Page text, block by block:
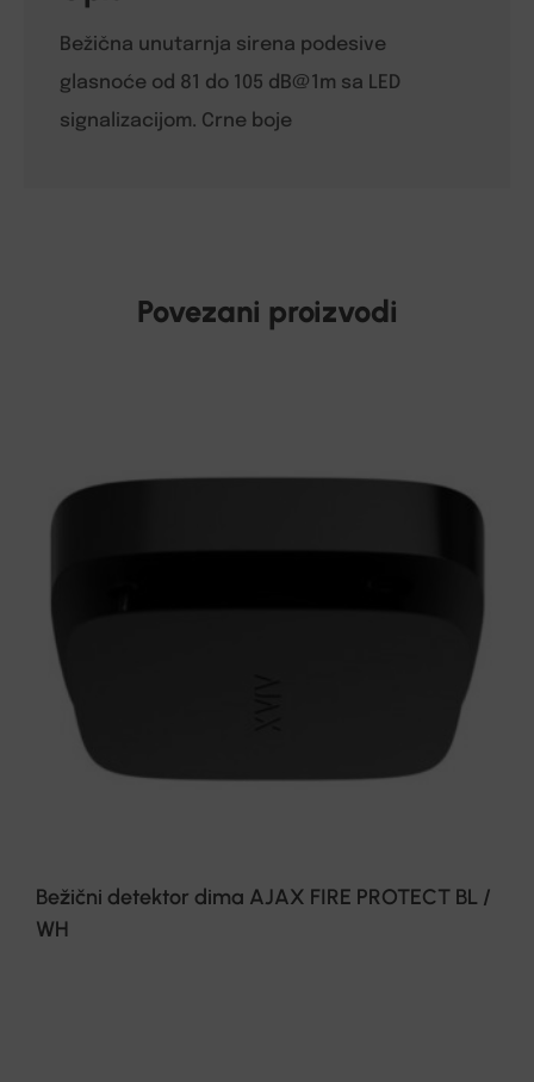
Bežična unutarnja sirena podesive
glasnoće od 81 do 105 dB@1m sa LED
signalizacijom. Crne boje
Povezani proizvodi
Bežični detektor dima AJAX FIRE PROTECT BL /
WH